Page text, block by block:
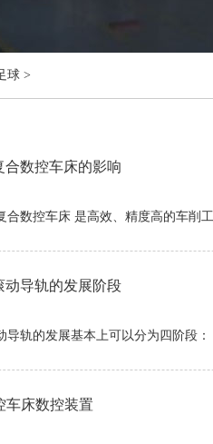
球 >
数控车床的影响
合数控车床 是高效、精度高的车削
动导轨的发展阶段
导轨的发展基本上可以分为四阶段
车床数控装置